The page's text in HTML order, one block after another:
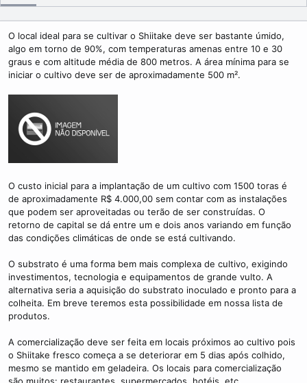
s
h
a
t
e
l
e
a
d
t
O local ideal para se cultivar o Shiitake deve ser bastante úmido,
algo em torno de 90%, com temperaturas amenas entre 10 e 30
graus e com altitude média de 800 metros. A área mínima para se
iniciar o cultivo deve ser de aproximadamente 500 m².
O custo inicial para a implantação de um cultivo com 1500 toras é
de aproximadamente R$ 4.000,00 sem contar com as instalações
que podem ser aproveitadas ou terão de ser construídas. O
retorno de capital se dá entre um e dois anos variando em função
das condições climáticas de onde se está cultivando.
O substrato é uma forma bem mais complexa de cultivo, exigindo
investimentos, tecnologia e equipamentos de grande vulto. A
alternativa seria a aquisição do substrato inoculado e pronto para a
colheita. Em breve teremos esta possibilidade em nossa lista de
produtos.
A comercialização deve ser feita em locais próximos ao cultivo pois
o Shiitake fresco começa a se deteriorar em 5 dias após colhido,
mesmo se mantido em geladeira. Os locais para comercialização